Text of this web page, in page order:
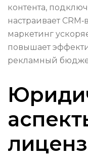
контента,
настраивает
маркетинг
повышает
рекламный